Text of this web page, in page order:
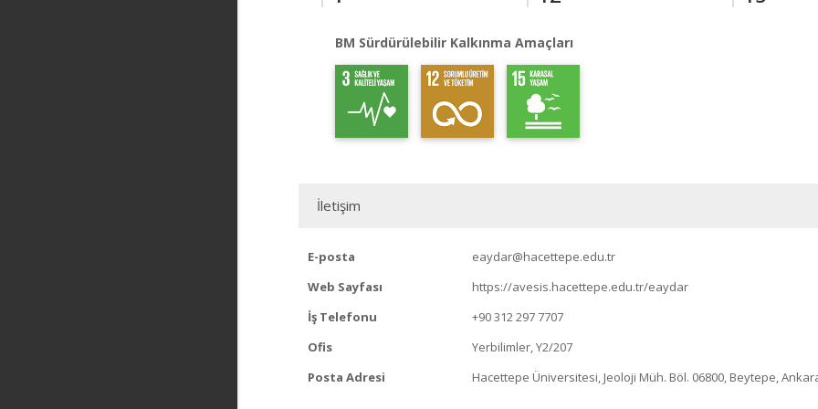
BM Sürdürülebilir Kalkınma Amaçları
İletişim
E-posta
eaydar@hacettepe.edu.tr
Web Sayfası
https://avesis.hacettepe.edu.tr/eaydar
İş Telefonu
+90 312 297 7707
Ofis
Yerbilimler, Y2/207
Posta Adresi
Hacettepe Üniversitesi, Jeoloji Müh. Böl. 06800, Beytepe,